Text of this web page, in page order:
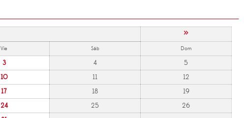
»
Vie Sáb Dom
3 4
5
10 11
12
17 18
19
24 25
26